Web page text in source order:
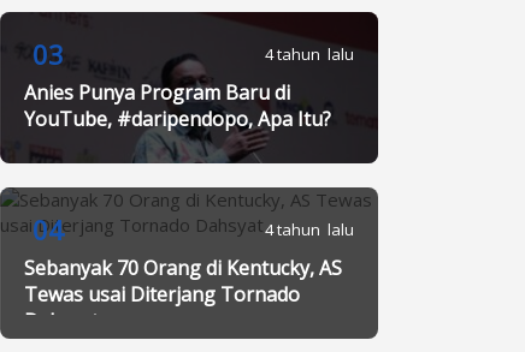
03 4 tahun lalu
Anies Punya Program Baru di
YouTube, #daripendopo, Apa Itu?
04 4 tahun lalu
Sebanyak 70 Orang di Kentucky, AS
Tewas usai Diterjang Tornado
Dahsyat